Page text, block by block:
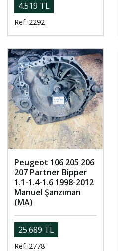
4.519 TL
Ref: 2292
Peugeot 106 205 206
207 Partner Bipper
1.1-1.4-1.6 1998-2012
Manuel Şanzıman
(MA)
25.689 TL
Ref: 2778